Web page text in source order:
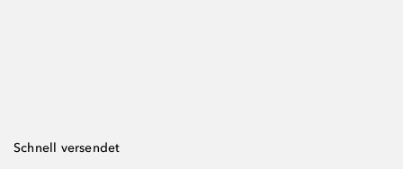
Schnell versendet